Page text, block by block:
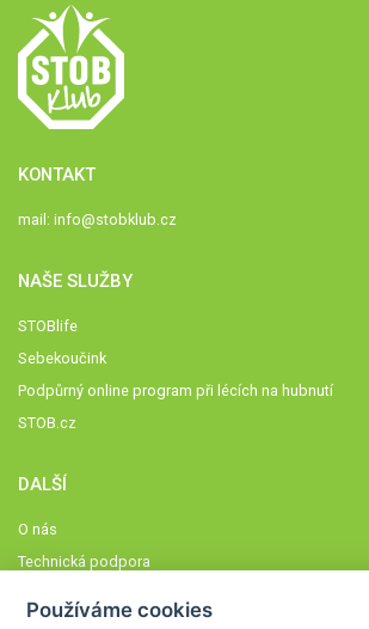
KONTAKT
mail: info@stobklub.cz
NAŠE SLUŽBY
STOBlife
Sebekoučink
Podpůrný online program při lécích na hubnutí
STOB.cz
DALŠÍ
O nás
Technická podpora
Používáme cookies